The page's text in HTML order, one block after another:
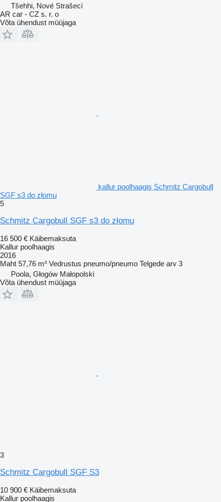
Tšehhi, Nové Strašecí
AR car - CZ s. r. o
Võta ühendust müüjaga
kallur poolhaagis Schmitz Cargobull
SGF s3 do złomu
5
Schmitz Cargobull SGF s3 do złomu
16 500 € Käibemaksuta
Kallur poolhaagis
2016
Maht 57,76 m³ Vedrustus pneumo/pneumo Telgede arv 3
Poola, Głogów Małopolski
Võta ühendust müüjaga
3
Schmitz Cargobull SGF S3
10 900 € Käibemaksuta
Kallur poolhaagis